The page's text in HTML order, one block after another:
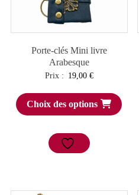
Porte-clés Mini livre
Arabesque
Prix : 19,00 €
Choix des options